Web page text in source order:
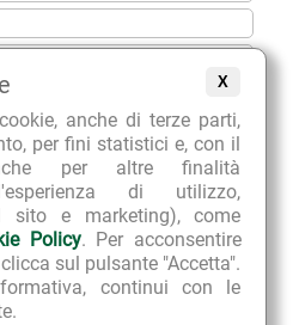
X
anche di terze parti,
per fini statistici e, con il
per altre finalità
di utilizzo,
sito e marketing), come
Policy. Per acconsentire
sul pulsante "Accetta".
continui con le